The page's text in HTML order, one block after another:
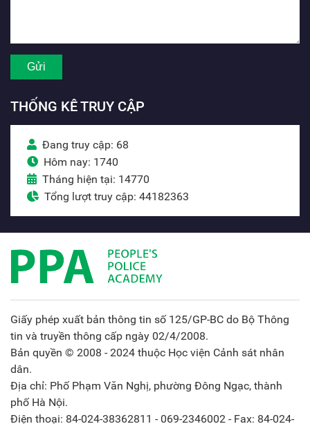
THỐNG KÊ TRUY CẬP
Đang truy cập: 68
Hôm nay: 1740
Tháng hiện tại: 14770
Tổng lượt truy cập: 44182363
Giấy phép xuất bản thông tin số 125/GP-BC do Bộ Thông
tin và truyền thông cấp ngày 02/4/2008.
Bản quyền © 2008 - 2024 thuộc Học viện Cảnh sát nhân
dân.
Địa chỉ: Phố Phạm Văn Nghị, phường Đông Ngạc, thành
phố Hà Nội.
Điện thoại: 84-024-38362811 - 069-2346002 - Fax: 84-024-